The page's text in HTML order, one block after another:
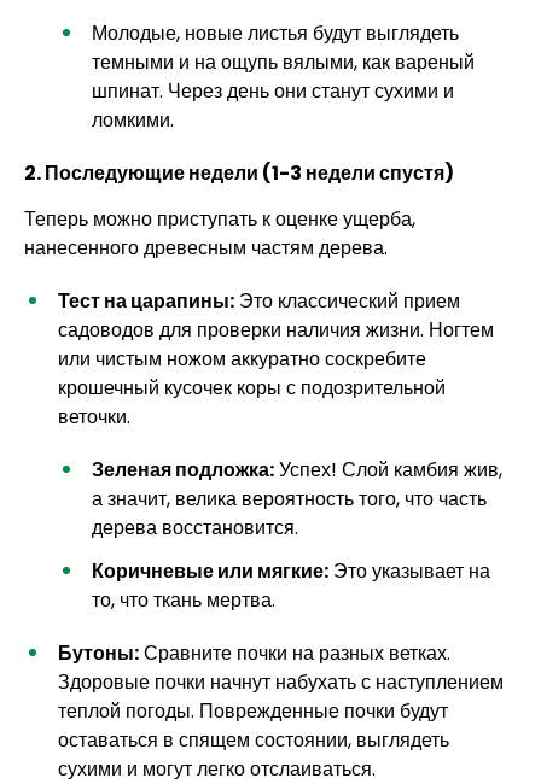
Молодые, новые листья будут выглядеть
темными и на ощупь вялыми, как вареный
шпинат. Через день они станут сухими и
ломкими.
2. Последующие недели (1-3 недели спустя)
Теперь можно приступать к оценке ущерба,
нанесенного древесным частям дерева.
Тест на царапины: Это классический прием
садоводов для проверки наличия жизни. Ногтем
или чистым ножом аккуратно соскребите
крошечный кусочек коры с подозрительной
веточки.
Зеленая подложка:Успех! Слой камбия жив,
а значит, велика вероятность того, что часть
дерева восстановится.
Коричневые или мягкие: Это указывает на
то, что ткань мертва.
Бутоны:Сравните почки на разных ветках.
Здоровые почки начнут набухать с наступлением
теплой погоды. Поврежденные почки будут
оставаться в спящем состоянии, выглядеть
сухими и могут легко отслаиваться.